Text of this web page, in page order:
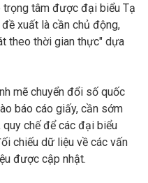
tâm được đại biểu Tạ
xuất là cần chủ động,
theo thời gian thực" dựa
mẽ chuyển đổi số quốc
báo cáo giấy, cần sớm
chế để các đại biểu
chiếu dữ liệu về các vấn
được cập nhật.